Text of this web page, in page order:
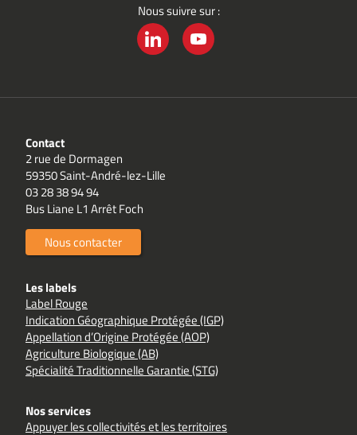
Nous suivre sur :
Contact
2 rue de Dormagen
59350 Saint-André-lez-Lille
03 28 38 94 94
Bus Liane L1 Arrêt Foch
Nous contacter
Les labels
Label Rouge
Indication Géographique Protégée (IGP)
Appellation d’Origine Protégée (AOP)
Agriculture Biologique (AB)
Spécialité Traditionnelle Garantie (STG)
Nos services
Appuyer les collectivités et les territoires